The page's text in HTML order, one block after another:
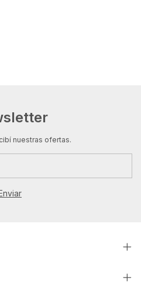
nuestras ofertas.